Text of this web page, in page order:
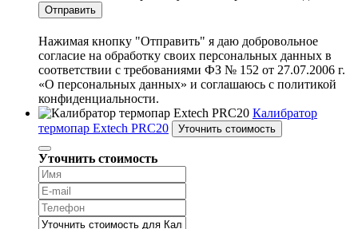
Отправить
Нажимая кнопку "Отправить" я даю добровольное
согласие на обработку своих персональных данных в
соответствии с требованиями ФЗ № 152 от 27.07.2006 г.
«О персональных данных» и соглашаюсь с политикой
конфиденциальности.
Калибратор
термопар Extech PRC20
Уточнить стоимость
Уточнить стоимость